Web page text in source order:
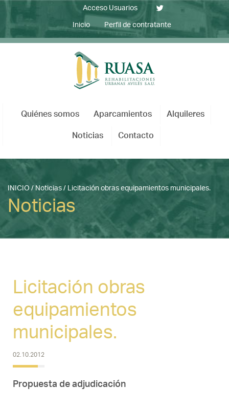
Acceso Usuarios
Inicio
Perfil de contratante
Quiénes somos Aparcamientos
Alquileres
Noticias
Contacto
INICIO/Noticias/Licitación obras equipamientos municipales.
Noticias
Licitación obras
equipamientos
municipales.
02.10.2012
Propuesta de adjudicación